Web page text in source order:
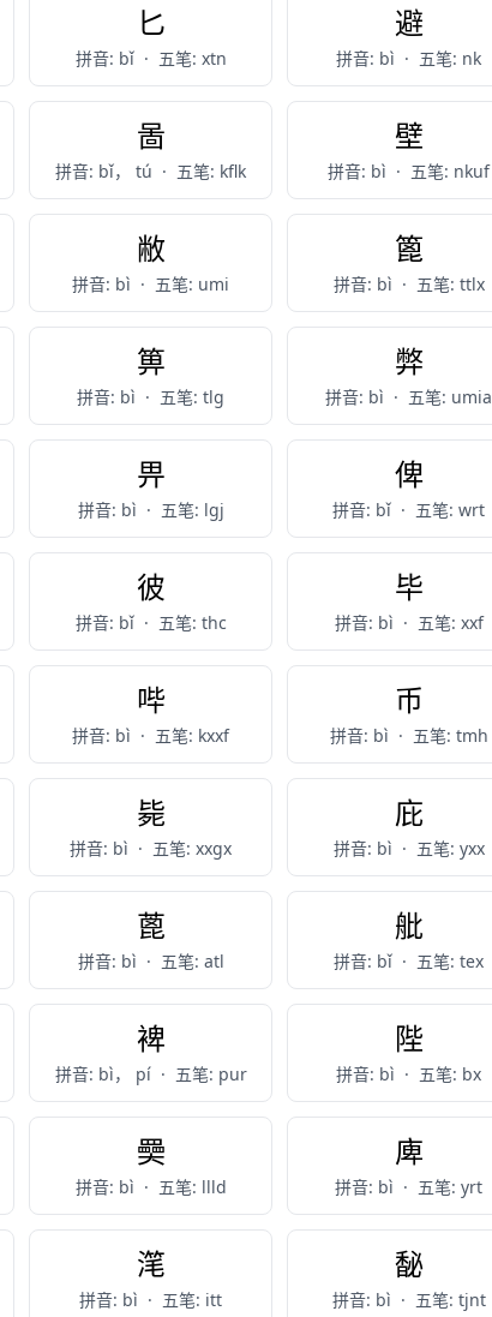
匕
拼音: bǐ · 五笔: xtn
避
拼音: bì · 五笔: nk
啚
拼音: bǐ， tú · 五笔: kflk
壁
拼音: bì · 五笔: nkuf
敝
拼音: bì · 五笔: umi
篦
拼音: bì · 五笔: ttlx
箅
拼音: bì · 五笔: tlg
弊
拼音: bì · 五笔: umia
畀
拼音: bì · 五笔: lgj
俾
拼音: bǐ · 五笔: wrt
彼
拼音: bǐ · 五笔: thc
毕
拼音: bì · 五笔: xxf
哔
拼音: bì · 五笔: kxxf
币
拼音: bì · 五笔: tmh
毙
拼音: bì · 五笔: xxgx
庇
拼音: bì · 五笔: yxx
蓖
拼音: bì · 五笔: atl
舭
拼音: bǐ · 五笔: tex
裨
拼音: bì， pí · 五笔: pur
陛
拼音: bì · 五笔: bx
奰
拼音: bì · 五笔: llld
庳
拼音: bì · 五笔: yrt
滗
拼音: bì · 五笔: itt
馝
拼音: bì · 五笔: tjnt